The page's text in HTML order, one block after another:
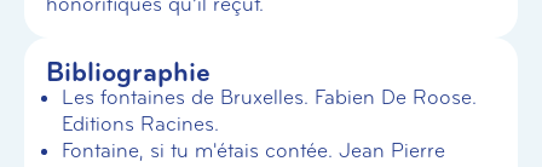
Bibliographie
Les fontaines de Bruxelles. Fabien De Roose.
Editions Racines.
Fontaine, si tu m'étais contée. Jean Pierre